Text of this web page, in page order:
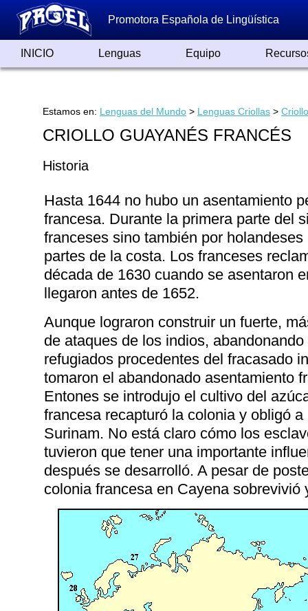
Promotora Española de Lingüística
INICIO Lenguas Equipo
Estamos en: Lenguas del Mundo > Lenguas Criollas >
CRIOLLO GUAYANÉS FRANCÉS
Historia
Hasta 1644 no hubo un asentamiento
francesa. Durante la primera parte del
franceses sino también por
partes de la costa. Los franceses
década de 1630 cuando se asentaron
llegaron antes de 1652.
Aunque lograron construir un fuerte,
de ataques de los indios,
refugiados procedentes del fracasado
tomaron el abandonado asentamiento
Entones se introdujo el cultivo del
francesa recapturó la colonia y obligó
Surinam. No está claro cómo los
tuvieron que tener una importante
después se desarrolló. A pesar de
colonia francesa en Cayena